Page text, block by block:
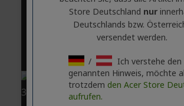
Store Deutschland nur
Deutschlands bzw.
versendet werden.
/
Ich verstehe den
genannten Hinweis, möchte
trotzdem den Acer Store
aufrufen.